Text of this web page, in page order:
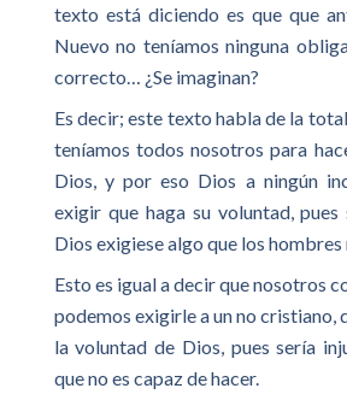
texto está diciendo es que que
Nuevo no teníamos ninguna
correcto… ¿Se imaginan?
Es decir; este texto habla de la
teníamos todos nosotros para
Dios, y por eso Dios a ningún
exigir que haga su voluntad,
Dios exigiese algo que los hombres
Esto es igual a decir que nosotros
podemos exigirle a un no cristiano,
la voluntad de Dios, pues sería
que no es capaz de hacer.